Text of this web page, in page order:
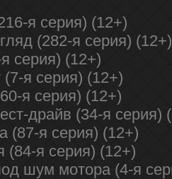
я серия) (12+)
(282-я серия) (12+)
серия) (12+)
(7-я серия) (12+)
я серия) (12+)
драйв (34-я серия)
(87-я серия) (12+)
(84-я серия) (12+)
шум мотора (4-я